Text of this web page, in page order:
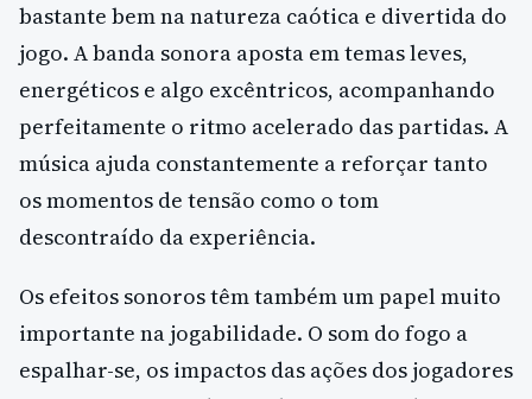
bastante bem na natureza caótica e divertida do
jogo. A banda sonora aposta em temas leves,
energéticos e algo excêntricos, acompanhando
perfeitamente o ritmo acelerado das partidas. A
música ajuda constantemente a reforçar tanto
os momentos de tensão como o tom
descontraído da experiência.
Os efeitos sonoros têm também um papel muito
importante na jogabilidade. O som do fogo a
espalhar-se, os impactos das ações dos jogadores